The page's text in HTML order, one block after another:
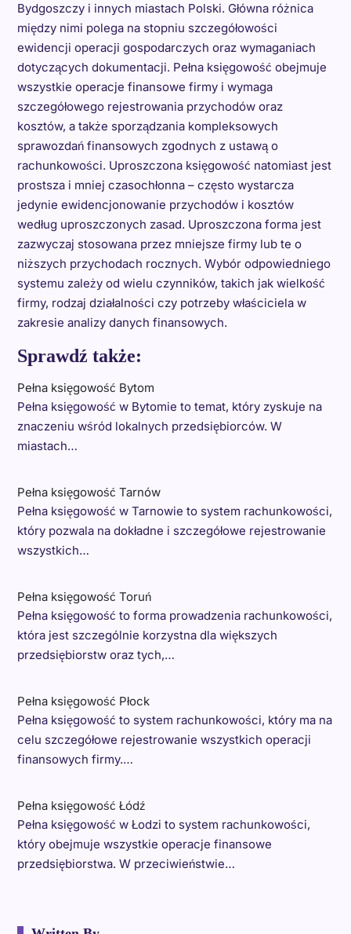
Bydgoszczy i innych miastach Polski. Główna różnica
między nimi polega na stopniu szczegółowości
ewidencji operacji gospodarczych oraz wymaganiach
dotyczących dokumentacji. Pełna księgowość obejmuje
wszystkie operacje finansowe firmy i wymaga
szczegółowego rejestrowania przychodów oraz
kosztów, a także sporządzania kompleksowych
sprawozdań finansowych zgodnych z ustawą o
rachunkowości. Uproszczona księgowość natomiast jest
prostsza i mniej czasochłonna – często wystarcza
jedynie ewidencjonowanie przychodów i kosztów
według uproszczonych zasad. Uproszczona forma jest
zazwyczaj stosowana przez mniejsze firmy lub te o
niższych przychodach rocznych. Wybór odpowiedniego
systemu zależy od wielu czynników, takich jak wielkość
firmy, rodzaj działalności czy potrzeby właściciela w
zakresie analizy danych finansowych.
Sprawdź także:
Pełna księgowość Bytom
Pełna księgowość w Bytomie to temat, który zyskuje na
znaczeniu wśród lokalnych przedsiębiorców. W
miastach…
Pełna księgowość Tarnów
Pełna księgowość w Tarnowie to system rachunkowości,
który pozwala na dokładne i szczegółowe rejestrowanie
wszystkich…
Pełna księgowość Toruń
Pełna księgowość to forma prowadzenia rachunkowości,
która jest szczególnie korzystna dla większych
przedsiębiorstw oraz tych,…
Pełna księgowość Płock
Pełna księgowość to system rachunkowości, który ma na
celu szczegółowe rejestrowanie wszystkich operacji
finansowych firmy.…
Pełna księgowość Łódź
Pełna księgowość w Łodzi to system rachunkowości,
który obejmuje wszystkie operacje finansowe
przedsiębiorstwa. W przeciwieństwie…